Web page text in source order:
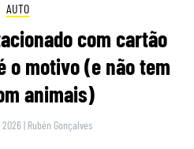
AUTO
com cartão
o motivo (e não tem
animais)
2026 | Rubén Gonçalves